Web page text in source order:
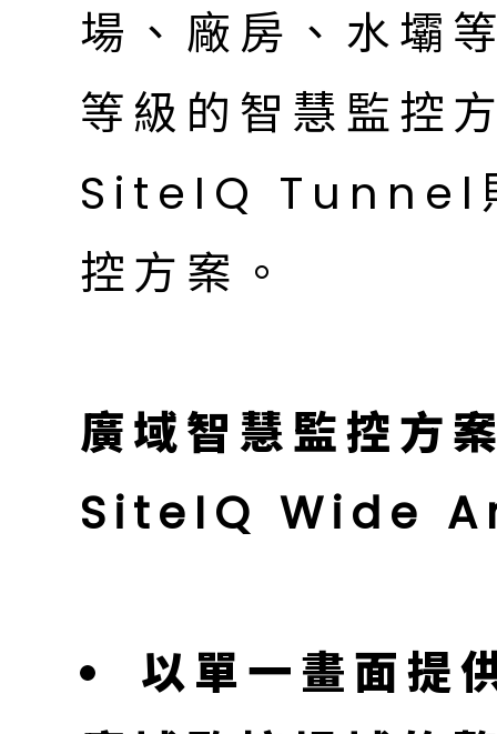
場、廠房、水壩
等級的智慧監
SiteIQ Tunnel
控方案。
廣域智慧監控
SiteIQ Wide
以單一畫面提